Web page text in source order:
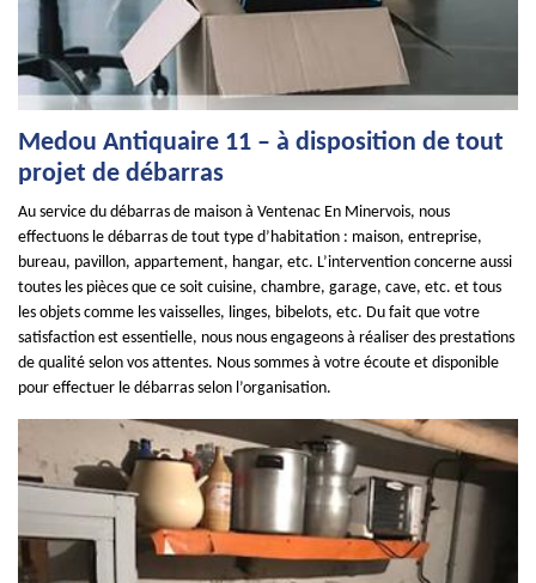
Medou Antiquaire 11 – à disposition de tout
projet de débarras
Au service du débarras de maison à Ventenac En Minervois, nous
effectuons le débarras de tout type d’habitation : maison, entreprise,
bureau, pavillon, appartement, hangar, etc. L’intervention concerne aussi
toutes les pièces que ce soit cuisine, chambre, garage, cave, etc. et tous
les objets comme les vaisselles, linges, bibelots, etc. Du fait que votre
satisfaction est essentielle, nous nous engageons à réaliser des prestations
de qualité selon vos attentes. Nous sommes à votre écoute et disponible
pour effectuer le débarras selon l’organisation.